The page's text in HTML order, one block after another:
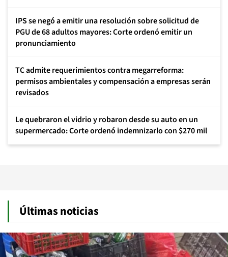
IPS se negó a emitir una resolución sobre solicitud de
PGU de 68 adultos mayores: Corte ordenó emitir un
pronunciamiento
TC admite requerimientos contra megarreforma:
permisos ambientales y compensación a empresas serán
revisados
Le quebraron el vidrio y robaron desde su auto en un
supermercado: Corte ordenó indemnizarlo con $270 mil
Últimas noticias